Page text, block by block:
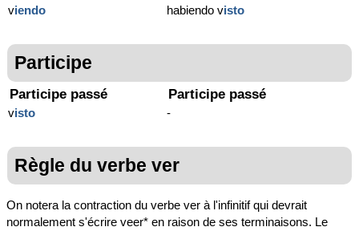
viendo habiendo visto
Participe
Participe passé
visto
Participe passé
-
Règle du verbe ver
On notera la contraction du verbe ver à l'infinitif qui devrait
normalement s'écrire veer* en raison de ses terminaisons. Le